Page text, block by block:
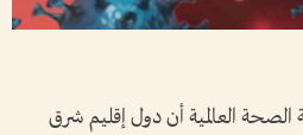
العالمية أن دول إقليم شرق